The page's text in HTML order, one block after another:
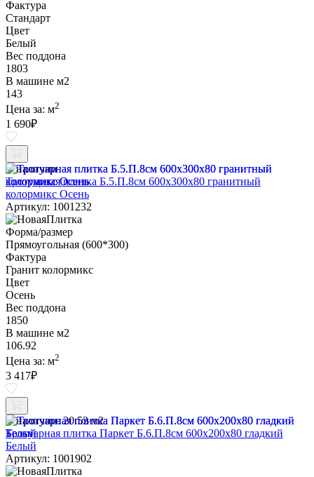
Фактура
Стандарт
Цвет
Белый
Вес поддона
1803
В машине м2
143
Цена за: м2
1 690₽
В наличии
Тротуарная плитка Б.5.П.8см 600х300х80 гранитный
колормикс Осень
Артикул: 1001232
Форма/размер
Прямоугольная (600*300)
Фактура
Гранит колормикс
Цвет
Осень
Вес поддона
1850
В машине м2
106.92
Цена за: м2
3 417₽
В наличии: 20.52 м2
Тротуарная плитка Паркет Б.6.П.8см 600х200х80 гладкий
Белый
Артикул: 1001902